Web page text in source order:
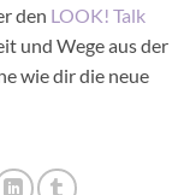
den LOOK! Talk
und Wege aus der
wie dir die neue